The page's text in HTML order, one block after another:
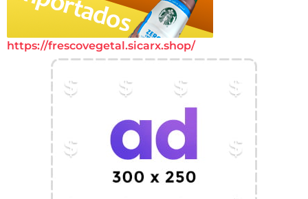
https://frescovegetal.sicarx.shop/